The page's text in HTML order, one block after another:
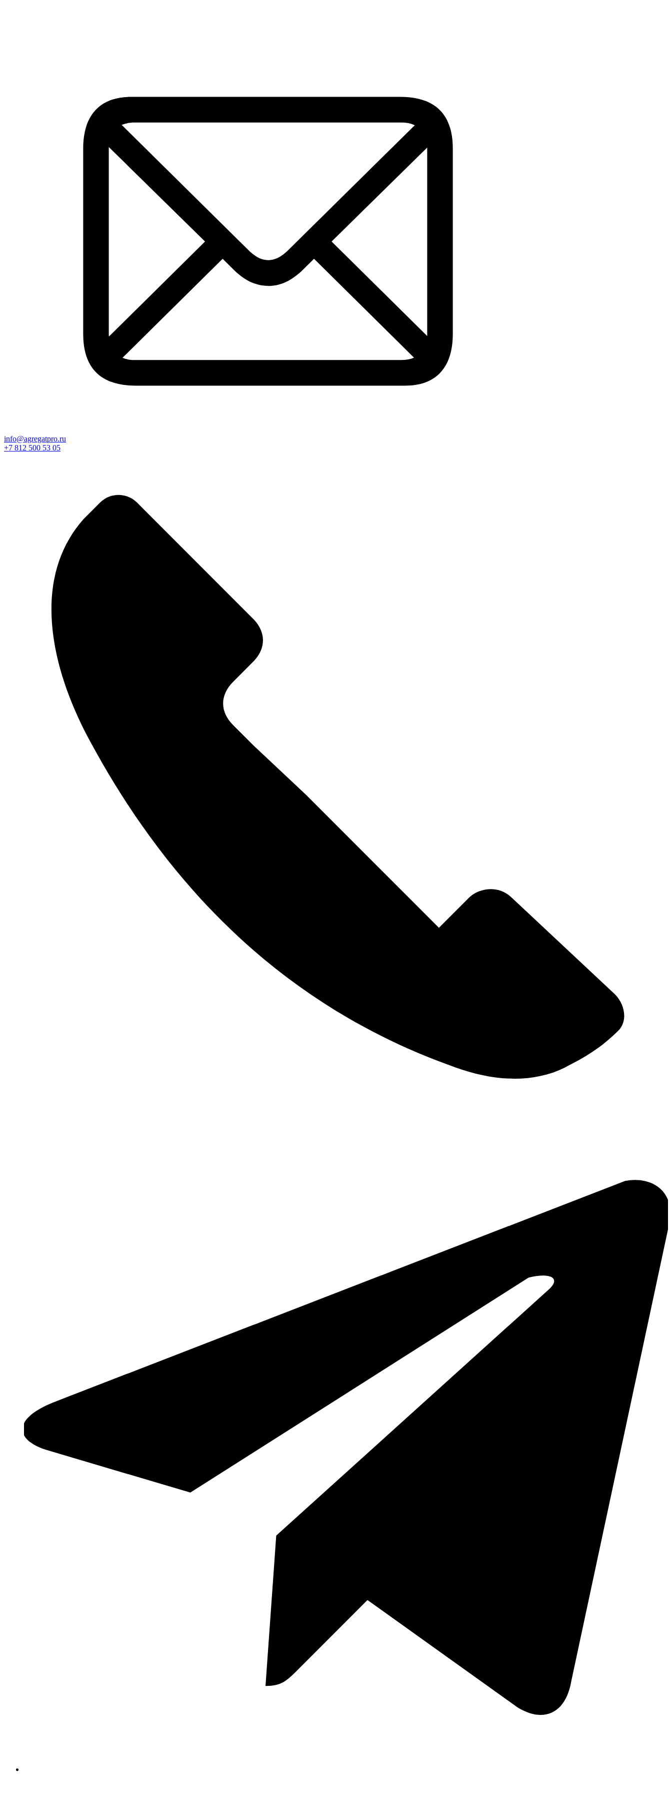
info@agregatpro.ru
+7 812 500 53 05